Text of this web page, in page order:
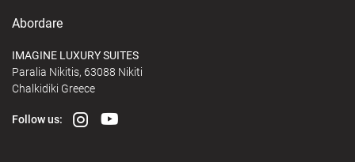
Abordare
IMAGINE LUXURY SUITES
Paralia Nikitis, 63088 Nikiti
Chalkidiki Greece
Follow us: